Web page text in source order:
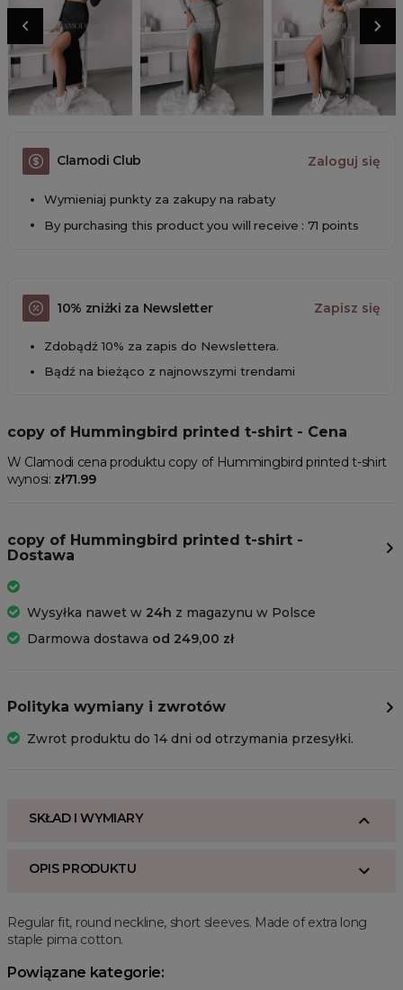
Clamodi Club Zaloguj się
Wymieniaj punkty za zakupy na rabaty
By purchasing this product you will receive : 71 points
10% zniżki za Newsletter Zapisz się
Zdobądź 10% za zapis do Newslettera.
Bądź na bieżąco z najnowszymi trendami
copy of Hummingbird printed t-shirt - Cena
W Clamodi cena produktu copy of Hummingbird printed t-shirt
wynosi: zł71.99
copy of Hummingbird printed t-shirt -
Dostawa
Wysyłka nawet w 24h z magazynu w Polsce
Darmowa dostawa od 249,00 zł
Polityka wymiany i zwrotów
Zwrot produktu do 14 dni od otrzymania przesyłki.
SKŁAD I WYMIARY
OPIS PRODUKTU
Regular fit, round neckline, short sleeves. Made of extra long
staple pima cotton.
Powiązane kategorie: